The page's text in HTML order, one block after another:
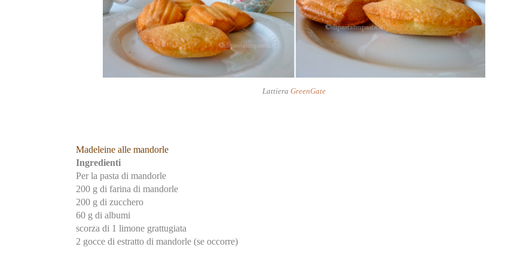
Lattiera GreenGate
Madeleine alle mandorle
Ingredienti
Per la pasta di mandorle
200 g di farina di mandorle
200 g di zucchero
60 g di albumi
scorza di 1 limone grattugiata
2 gocce di estratto di mandorle (se occorre)